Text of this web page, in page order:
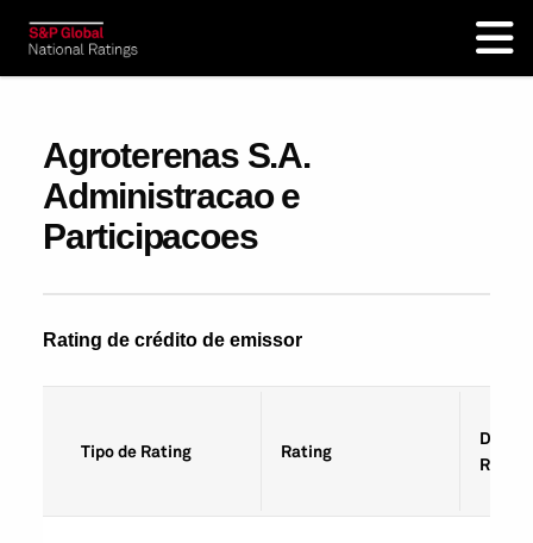
Agroterenas S.A.
Administracao e
Participacoes
Rating de crédito de emissor
Tipo de Rating Rating
Data
Rating